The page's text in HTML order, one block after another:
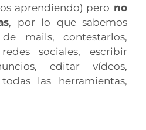
aprendiendo) pero no
, por lo que sabemos
mails, contestarlos,
sociales, escribir
editar vídeos,
las herramientas,